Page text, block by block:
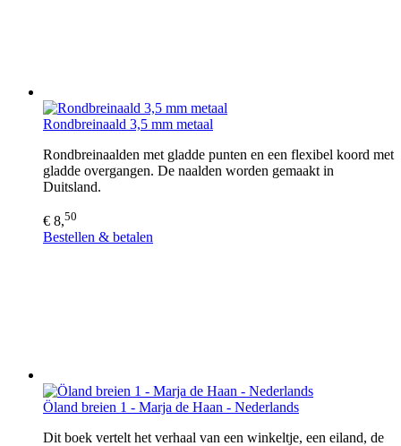
Rondbreinaald 3,5 mm metaal
Rondbreinaalden met gladde punten en een flexibel koord met
gladde overgangen. De naalden worden gemaakt in
Duitsland.​
€ 8,50
Bestellen & betalen
Öland breien 1 - Marja de Haan - Nederlands
Dit boek vertelt het verhaal van een winkeltje, een eiland, de